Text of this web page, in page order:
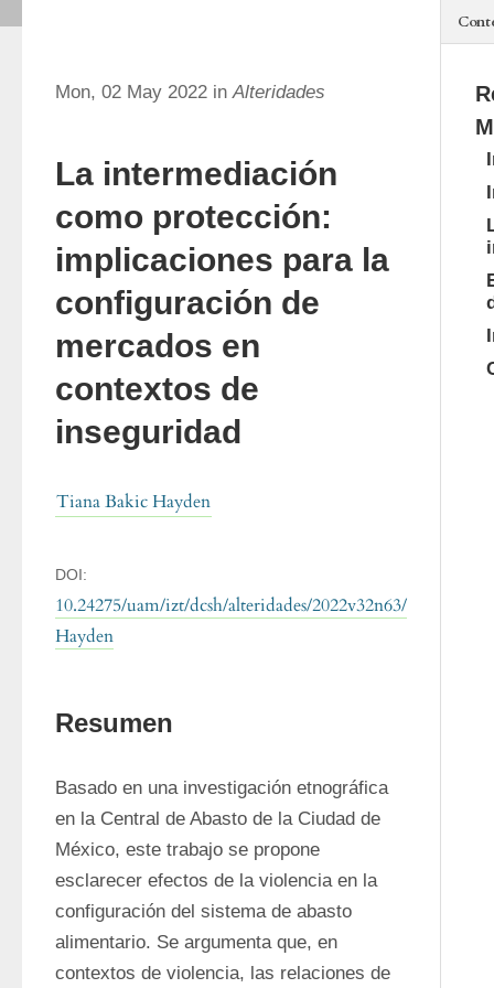
Mon, 02 May 2022 inAlteridades
La intermediación
como protección:
implicaciones para la
configuración de
mercados en
contextos de
inseguridad
Tiana Bakic Hayden
DOI:
10.24275/uam/izt/dcsh/alteridades/2022v32n63/
Hayden
Resumen
Basado en una investigación etnográfica
en la Central de Abasto de la Ciudad de
México, este trabajo se propone
esclarecer efectos de la violencia en la
configuración del sistema de abasto
alimentario. Se argumenta que, en
contextos de violencia, las relaciones de